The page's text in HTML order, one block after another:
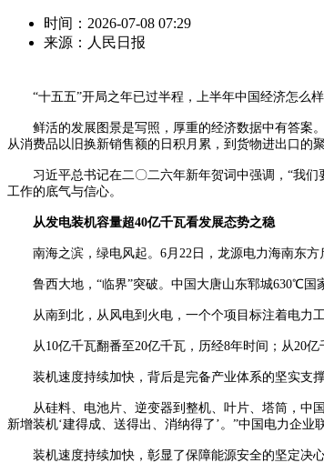
时间：2026-07-08 07:29
来源：人民日报
“十五五”开局之年已过半程，上半年中国经济怎么样
鲜活的发展图景是写照，厚重的经济数据中有答案。
从消费品以旧换新销售额的日积月累，到货物进出口的
习近平总书记在二〇二六年新年贺词中强调，“我们
工作的底气与信心。
从发电装机容量超40亿千瓦看发展态势之稳
南海之滨，绿电风起。6月22日，龙源电力海南东方
鲁西大地，“临界”突破。中国大唐山东郓城630℃国
从南到北，从风电到火电，一个个项目标注着电力工
从10亿千瓦翻番至20亿千瓦，历经8年时间；从20亿
装机速度持续加快，背后是完备产业体系的坚实支撑
从硅料、电池片、逆变器到整机、叶片、塔筒，中国
新增装机‘建得成、送得出、消纳得了’。”中国电力企
装机速度持续加快，彰显了保障能源安全的坚定决心